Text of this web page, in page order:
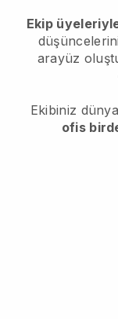
Ekip
arayüz
Ekibiniz
ofis